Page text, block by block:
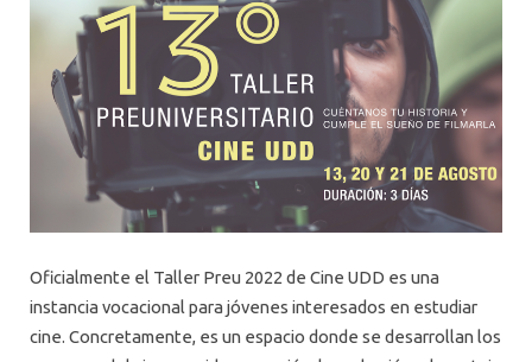
Oficialmente el Taller Preu 2022 de Cine UDD es una
instancia vocacional para jóvenes interesados en estudiar
cine. Concretamente, es un espacio donde se desarrollan los